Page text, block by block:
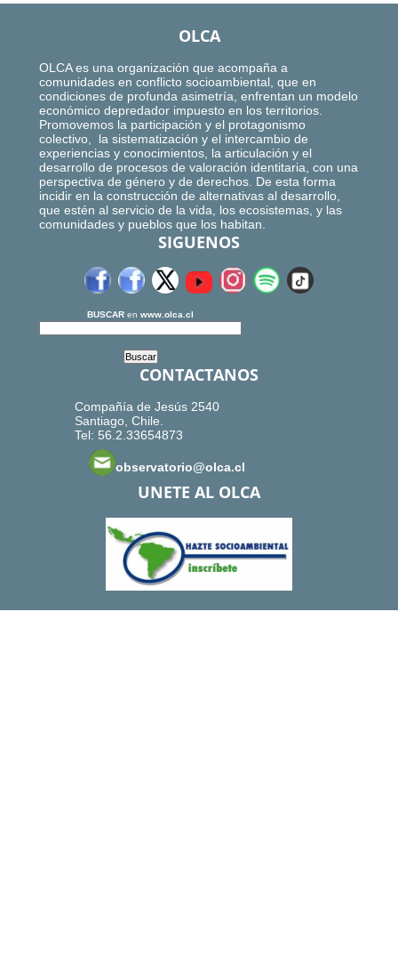
OLCA
OLCA es una organización que acompaña a
comunidades en conflicto socioambiental, que en
condiciones de profunda asimetría, enfrentan un modelo
económico depredador impuesto en los territorios.
Promovemos la participación y el protagonismo
colectivo, la sistematización y el intercambio de
experiencias y conocimientos, la articulación y el
desarrollo de procesos de valoración identitaria, con una
perspectiva de género y de derechos. De esta forma
incidir en la construcción de alternativas al desarrollo,
que estén al servicio de la vida, los ecosistemas, y las
comunidades y pueblos que los habitan.
SIGUENOS
BUSCAR en www.olca.cl
CONTACTANOS
Compañía de Jesús 2540
Santiago, Chile.
Tel: 56.2.33654873
observatorio@olca.cl
UNETE AL OLCA